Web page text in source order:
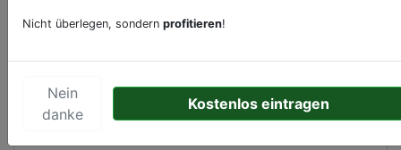
Klicken Sie bittehierum uns zu kontaktieren.
Ihr Unternehmen anbietet und womit Sie sich von
Ihren Wettbewerbern abheben.
Nicht überlegen, sondern profitieren!
Nein
danke
Kostenlos eintragen